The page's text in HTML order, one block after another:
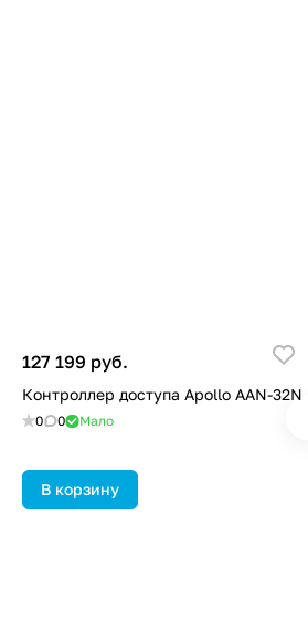
127 199 руб.
Контроллер доступа Apollo AAN-32N
0 0 Мало
В корзину